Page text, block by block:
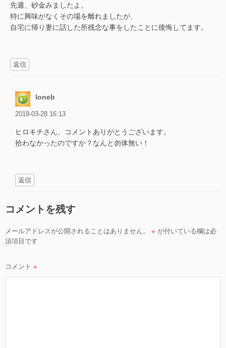
先週、砂金みましたよ。
特に興味がなくその場を離れましたが、
自宅に帰り妻に話した所残念な事をしたことに後悔してます。
返信
loneb
2019-03-28 16:13
ヒロキチさん、コメントありがとうございます。
拾わなかったのですか？なんと勿体無い！
返信
コメントを残す
メールアドレスが公開されることはありません。 ※ が付いている欄は必
須項目です
コメント ※